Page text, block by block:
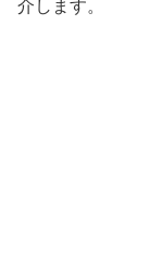
介します。